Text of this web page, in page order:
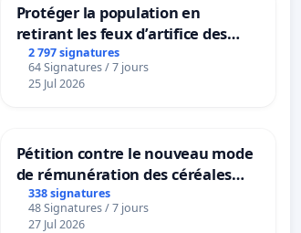
Protéger la population en
retirant les feux d’artifice des
rayons
2 797 signatures
64 Signatures / 7 jours
25 Jul 2026
Pétition contre le nouveau mode
de rémunération des céréales
panifiables de Swiss granum basé
sur la teneur en protéines
338 signatures
48 Signatures / 7 jours
27 Jul 2026